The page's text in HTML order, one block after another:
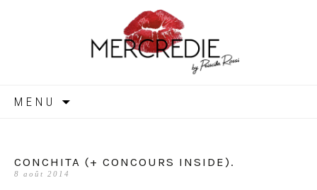
MERCREDIE
MENU
CONCHITA (+ CONCOURS INSIDE).
8 août 2014